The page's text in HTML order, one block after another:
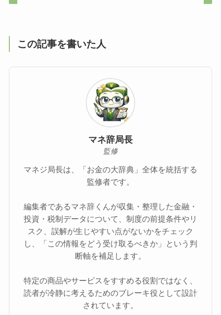
この記事を書いた人
マネ辞局長
監修
マネジ局長は、「お金の大辞典」全体を統括する
監修者です。
編集者であるマネ辞くんが収集・整理した金融・
投資・税制データについて、制度の前提条件やリ
スク、誤解が生じやすい点がないかをチェック
し、「この情報をどう受け取るべきか」という判
断軸を補足します。
特定の商品やサービスをすすめる役割ではなく、
読者が冷静に考えるためのブレーキ役として設計
されています。